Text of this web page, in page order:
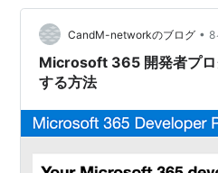
CandM-networkのブログ • 8
Microsoft 365 開発者プロ
する方法